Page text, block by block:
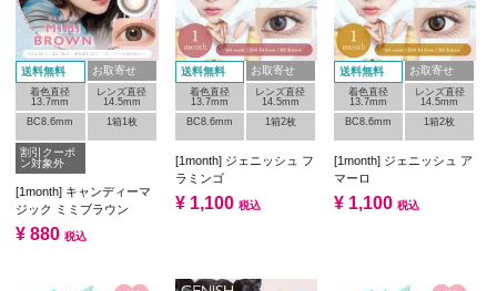
送料無料 お取寄せ
着色直径
13.7mm
レンズ直径
14.5mm
BC8.6mm
1箱1枚
割引クーポ
ン対象外
[1month] キャンディーマ
ジック ミミブラウン
¥ 880 税込
送料無料 お取寄せ
着色直径
13.7mm
レンズ直径
14.5mm
BC8.6mm
1箱2枚
[1month] ジェニッシュ フ
ラミンゴ
¥ 1,100 税込
送料無料 お取寄せ
着色直径
13.7mm
レンズ直径
14.5mm
BC8.6mm
1箱2枚
[1month] ジェニッシュ ア
マーロ
¥ 1,100 税込